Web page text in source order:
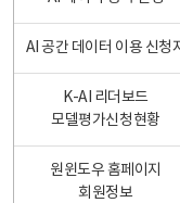
AI 공간 데이터 이용 신청
K-AI 리더보드
모델평가신청현황
원윈도우 홈페이지
회원정보